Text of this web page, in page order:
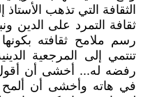
الثقافة التي تذهب
ثقافة التمرد على
رسم ملامح ثقافته
تنتمي إلى المرجعية
رفضه له... أخشى أن أقول
في هاته وأخشى أن ألمح